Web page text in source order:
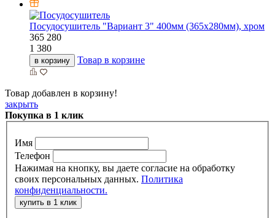
Посудосушитель "Вариант 3" 400мм (365х280мм), хром
365 280
1 380
в корзину Товар в корзине
Товар добавлен в корзину!
закрыть
Покупка в 1 клик
Имя
Телефон
Нажимая на кнопку, вы даете согласие на обработку
своих персональных данных. Политика
конфиденциальности.